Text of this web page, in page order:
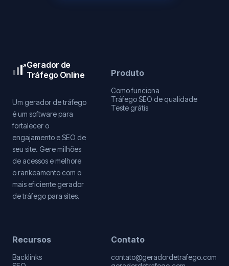
Gerador de
Tráfego Online
Um gerador de tráfego
é um software para
fortalecer o
engajamento e SEO de
seu site. Gere milhões
de acessos e melhore
o rankeamento com o
mais eficiente gerador
de tráfego para sites.
Produto
Como funciona
Tráfego SEO de qualidade
Teste grátis
Recursos
Backlinks
Contato
contato@geradordetrafego.com